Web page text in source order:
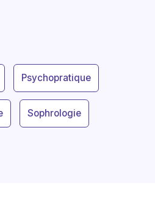
Psychopratique
Sophrologie